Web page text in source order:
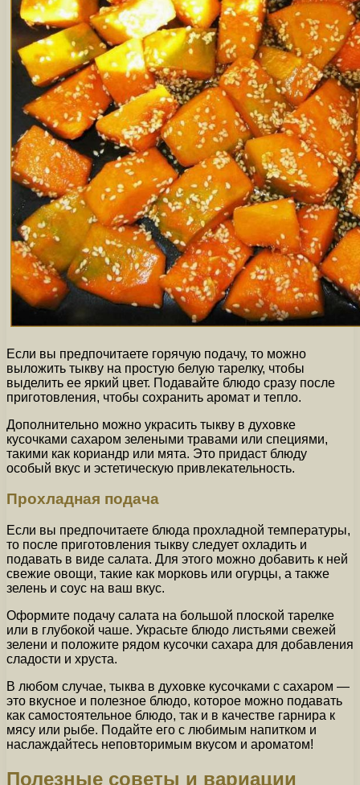
Если вы предпочитаете горячую подачу, то можно
выложить тыкву на простую белую тарелку, чтобы
выделить ее яркий цвет. Подавайте блюдо сразу после
приготовления, чтобы сохранить аромат и тепло.
Дополнительно можно украсить тыкву в духовке
кусочками сахаром зелеными травами или специями,
такими как кориандр или мята. Это придаст блюду
особый вкус и эстетическую привлекательность.
Прохладная подача
Если вы предпочитаете блюда прохладной температуры,
то после приготовления тыкву следует охладить и
подавать в виде салата. Для этого можно добавить к ней
свежие овощи, такие как морковь или огурцы, а также
зелень и соус на ваш вкус.
Оформите подачу салата на большой плоской тарелке
или в глубокой чаше. Украсьте блюдо листьями свежей
зелени и положите рядом кусочки сахара для добавления
сладости и хруста.
В любом случае, тыква в духовке кусочками с сахаром —
это вкусное и полезное блюдо, которое можно подавать
как самостоятельное блюдо, так и в качестве гарнира к
мясу или рыбе. Подайте его с любимым напитком и
наслаждайтесь неповторимым вкусом и ароматом!
Полезные советы и вариации